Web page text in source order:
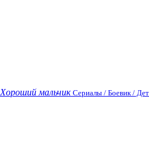
Хороший мальчик Сериалы / Боевик /